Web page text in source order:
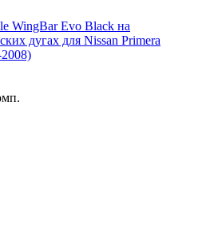
WingBar Evo Black на
дугах для Nissan Primera